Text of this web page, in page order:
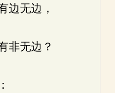
边无边，
非无边？